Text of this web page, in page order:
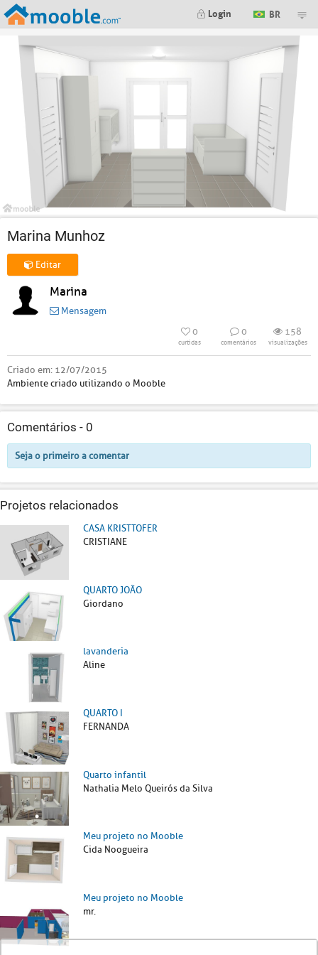
Login BR
Marina Munhoz
Editar
Marina
Mensagem
0
curtidas
0
comentários
158
visualizações
Criado em: 12/07/2015
Ambiente criado utilizando o Mooble
Comentários - 0
Seja o primeiro a comentar
Projetos relacionados
CASA KRISTTOFER
CRISTIANE
QUARTO JOÃO
Giordano
lavanderia
Aline
QUARTO I
FERNANDA
Quarto infantil
Nathalia Melo Queirós da Silva
Meu projeto no Mooble
Cida Noogueira
Meu projeto no Mooble
mr.